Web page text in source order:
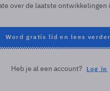
over de laatste ontwikkelingen
Word gratis lid en lees verder
Heb je al een account? Log in